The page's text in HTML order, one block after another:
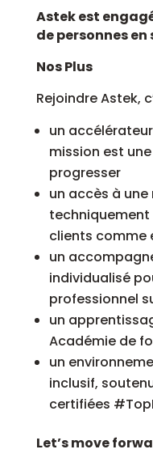
Astek est
de personnes
Nos Plus
Rejoindre Astek,
un
mission est
progresser
un accès à
clients comme
un
individualisé
professionnel
un
Académie de
un
inclusif,
certifiées
Let’s move